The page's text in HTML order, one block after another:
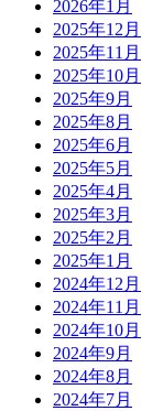
2026年1月
2025年12月
2025年11月
2025年10月
2025年9月
2025年8月
2025年6月
2025年5月
2025年4月
2025年3月
2025年2月
2025年1月
2024年12月
2024年11月
2024年10月
2024年9月
2024年8月
2024年7月